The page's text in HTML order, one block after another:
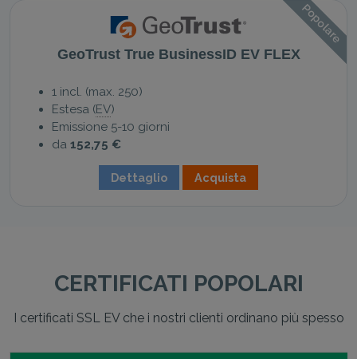
Popolare
GeoTrust True BusinessID EV FLEX
1 incl. (max. 250)
Estesa (EV)
Emissione 5-10 giorni
da 152,75 €
Dettaglio Acquista
CERTIFICATI POPOLARI
I certificati SSL EV che i nostri clienti ordinano più spesso